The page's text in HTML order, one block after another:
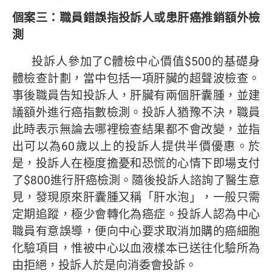
個案三：職員錯誤指投訴人或患肝癌推銷額外檢
測
投訴人參加了C體檢中心價值$500的基礎身
體檢查計劃，當中包括一項肝臟的超聲波檢查。
事後職員告知投訴人，肝臟有兩個肝囊腫，並建
議額外進行癌指數檢測。投訴人猶豫不決，職員
此時表示無論去哪裡檢查結果都不會改變，並指
出可以為60歲以上的投訴人提供半價優惠。於
是，投訴人在極度擔憂和恐慌的心情下即場支付
了$800進行肝癌檢測。隨後投訴人諮詢了醫生意
見，發現原來肝囊腫又稱「肝水泡」，一般只需
定期追蹤，極少會轉化為癌症。投訴人認為中心
職員有意誤導，便向中心要求取消加購的癌細胞
化驗項目，惟被中心以血液樣本已送往化驗所為
由拒絕，投訴人於是向消委會投訴。